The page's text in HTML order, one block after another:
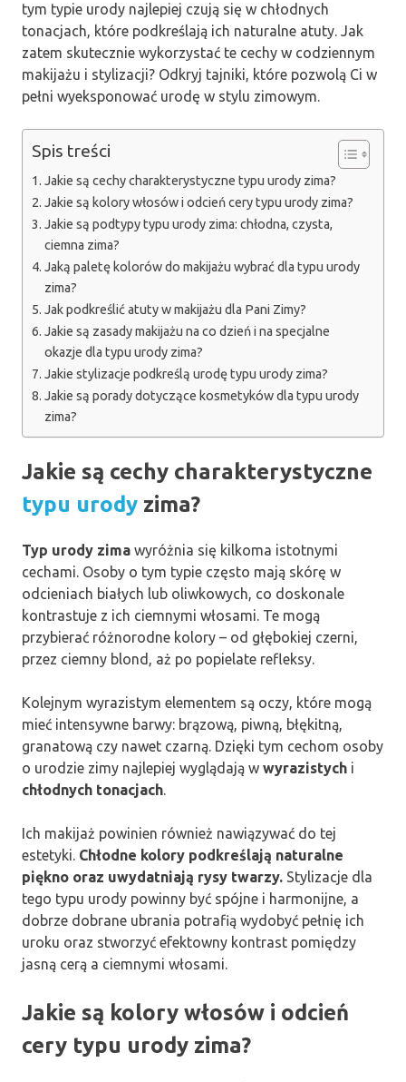
tym typie urody najlepiej czują się w chłodnych
tonacjach, które podkreślają ich naturalne atuty. Jak
zatem skutecznie wykorzystać te cechy w codziennym
makijażu i stylizacji? Odkryj tajniki, które pozwolą Ci w
pełni wyeksponować urodę w stylu zimowym.
Spis treści
Jakie są cechy charakterystyczne typu urody zima?
Jakie są kolory włosów i odcień cery typu urody zima?
Jakie są podtypy typu urody zima: chłodna, czysta,
ciemna zima?
Jaką paletę kolorów do makijażu wybrać dla typu urody
zima?
Jak podkreślić atuty w makijażu dla Pani Zimy?
Jakie są zasady makijażu na co dzień i na specjalne
okazje dla typu urody zima?
Jakie stylizacje podkreślą urodę typu urody zima?
Jakie są porady dotyczące kosmetyków dla typu urody
zima?
Jakie są cechy charakterystyczne
typu urody zima?
Typ urody zima wyróżnia się kilkoma istotnymi
cechami. Osoby o tym typie często mają skórę w
odcieniach białych lub oliwkowych, co doskonale
kontrastuje z ich ciemnymi włosami. Te mogą
przybierać różnorodne kolory – od głębokiej czerni,
przez ciemny blond, aż po popielate refleksy.
Kolejnym wyrazistym elementem są oczy, które mogą
mieć intensywne barwy: brązową, piwną, błękitną,
granatową czy nawet czarną. Dzięki tym cechom osoby
o urodzie zimy najlepiej wyglądają w wyrazistych i
chłodnych tonacjach.
Ich makijaż powinien również nawiązywać do tej
estetyki. Chłodne kolory podkreślają naturalne
piękno oraz uwydatniają rysy twarzy. Stylizacje dla
tego typu urody powinny być spójne i harmonijne, a
dobrze dobrane ubrania potrafią wydobyć pełnię ich
uroku oraz stworzyć efektowny kontrast pomiędzy
jasną cerą a ciemnymi włosami.
Jakie są kolory włosów i odcień
cery typu urody zima?